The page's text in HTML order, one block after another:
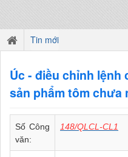
Tin mới
Úc - điều chỉnh lệnh
sản phẩm tôm chưa
Số Công
văn:
148/QLCL-CL1